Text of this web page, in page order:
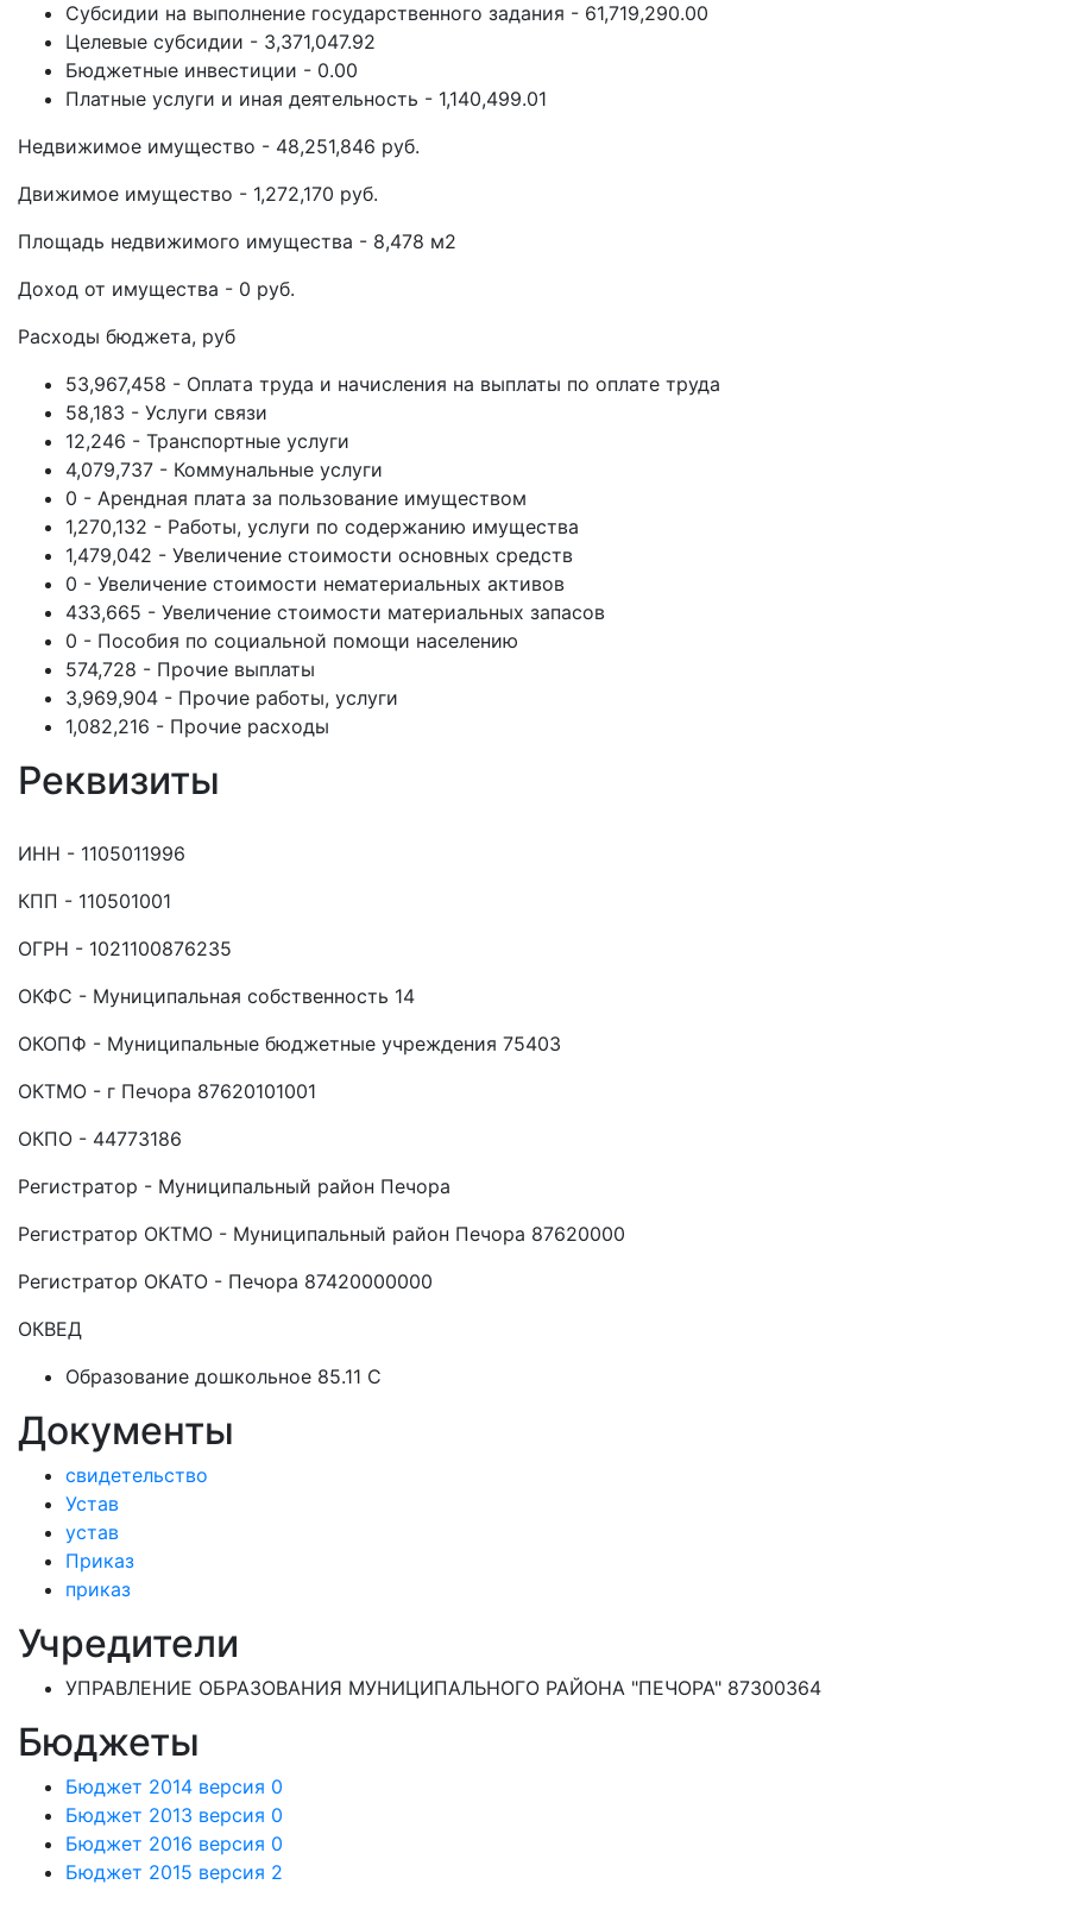
Субсидии на выполнение государственного задания - 61,719,290.00
Целевые субсидии - 3,371,047.92
Бюджетные инвестиции - 0.00
Платные услуги и иная деятельность - 1,140,499.01
Недвижимое имущество - 48,251,846 руб.
Движимое имущество - 1,272,170 руб.
Площадь недвижимого имущества - 8,478 м2
Доход от имущества - 0 руб.
Расходы бюджета, руб
53,967,458 - Оплата труда и начисления на выплаты по оплате труда
58,183 - Услуги связи
12,246 - Транспортные услуги
4,079,737 - Коммунальные услуги
0 - Арендная плата за пользование имуществом
1,270,132 - Работы, услуги по содержанию имущества
1,479,042 - Увеличение стоимости основных средств
0 - Увеличение стоимости нематериальных активов
433,665 - Увеличение стоимости материальных запасов
0 - Пособия по социальной помощи населению
574,728 - Прочие выплаты
3,969,904 - Прочие работы, услуги
1,082,216 - Прочие расходы
Реквизиты
ИНН - 1105011996
КПП - 110501001
ОГРН - 1021100876235
ОКФС - Муниципальная собственность 14
ОКОПФ - Муниципальные бюджетные учреждения 75403
ОКТМО - г Печора 87620101001
ОКПО - 44773186
Регистратор - Муниципальный район Печора
Регистратор ОКТМО - Муниципальный район Печора 87620000
Регистратор ОКАТО - Печора 87420000000
ОКВЕД
Образование дошкольное 85.11 C
Документы
свидетельство
Устав
устав
Приказ
приказ
Учредители
УПРАВЛЕНИЕ ОБРАЗОВАНИЯ МУНИЦИПАЛЬНОГО РАЙОНА "ПЕЧОРА" 87300364
Бюджеты
Бюджет 2014 версия 0
Бюджет 2013 версия 0
Бюджет 2016 версия 0
Бюджет 2015 версия 2